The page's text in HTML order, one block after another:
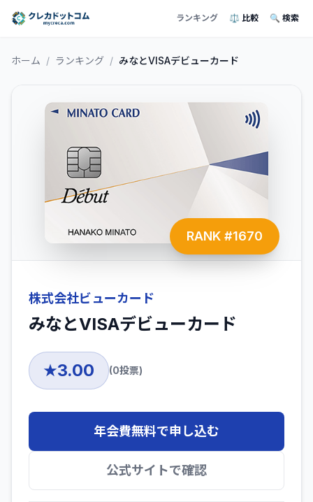
ランキング ⚖️ 比較 🔍 検索
ホーム / ランキング / みなとVISAデビューカード
RANK #1670
株式会社ビューカード
みなとVISAデビューカード
★3.00 (0投票)
年会費無料で申し込む
公式サイトで確認